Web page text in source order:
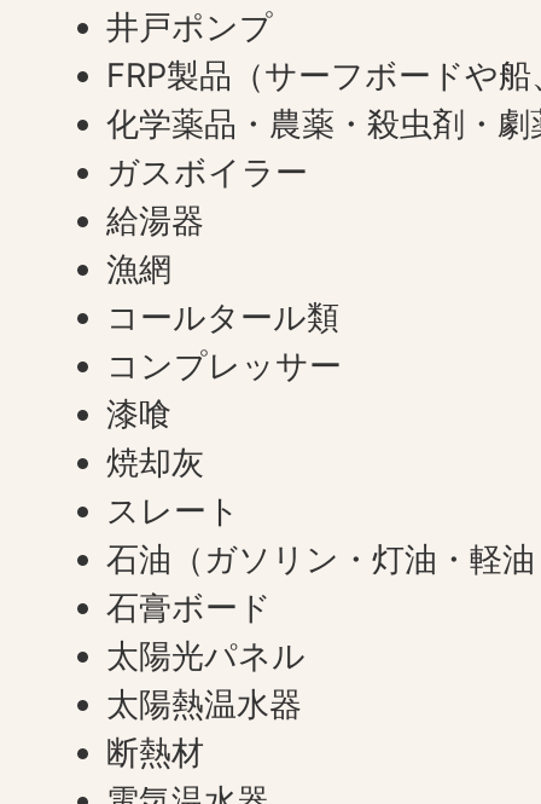
井戸ポンプ
FRP製品（サーフボードや
化学薬品・農薬・殺虫剤・
ガスボイラー
給湯器
漁網
コールタール類
コンプレッサー
漆喰
焼却灰
スレート
石油（ガソリン・灯油・軽
石膏ボード
太陽光パネル
太陽熱温水器
断熱材